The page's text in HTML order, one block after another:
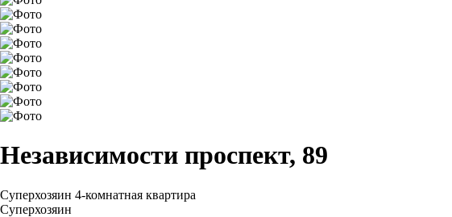
Независимости проспект, 89
Суперхозяин 4-комнатная квартира
Суперхозяин